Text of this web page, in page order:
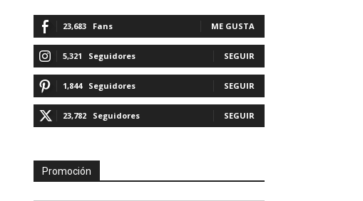
23,683 Fans ME GUSTA
5,321 Seguidores SEGUIR
1,844 Seguidores SEGUIR
23,782 Seguidores SEGUIR
Promoción